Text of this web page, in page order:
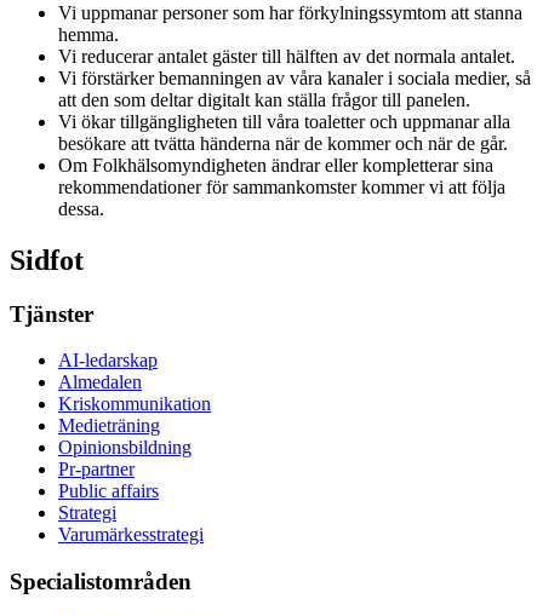
Vi uppmanar personer som har förkylningssymtom att stanna
hemma.
Vi reducerar antalet gäster till hälften av det normala antalet.
Vi förstärker bemanningen av våra kanaler i sociala medier, så
att den som deltar digitalt kan ställa frågor till panelen.
Vi ökar tillgängligheten till våra toaletter och uppmanar alla
besökare att tvätta händerna när de kommer och när de går.
Om Folkhälsomyndigheten ändrar eller kompletterar sina
rekommendationer för sammankomster kommer vi att följa
dessa.
Sidfot
Tjänster
AI-ledarskap
Almedalen
Kris­kommunikation
Medieträning
Opinionsbildning
Pr-partner
Public affairs
Strategi
Varumärkesstrategi
Specialistområden